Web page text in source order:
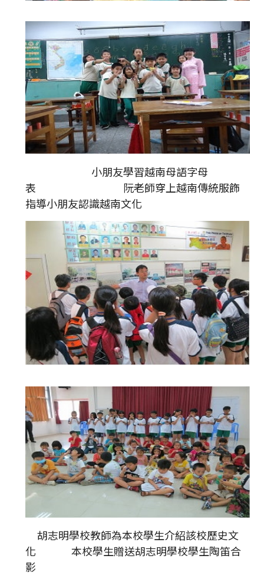
小朋友學習越南母語字母
表 阮老師穿上越南傳統服飾
指導小朋友認識越南文化
胡志明學校教師為本校學生介紹該校歷史文
化 本校學生贈送胡志明學校學生陶笛合
影